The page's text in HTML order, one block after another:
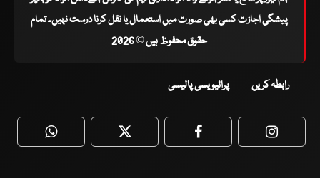
پیشگی اجازت کسی بھی صورت میں استعمال یا نقل کرنا درست نہیں۔ تمام
حقوق محفوظ ہیں © 2026
رابطہ کریں پرائیویسی پالیسی
WhatsApp Twitter Facebook